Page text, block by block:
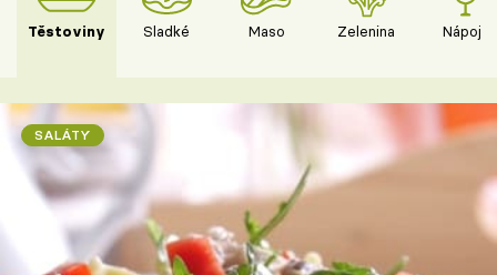
Těstoviny Sladké Maso Zelenina Nápoje
SALÁTY